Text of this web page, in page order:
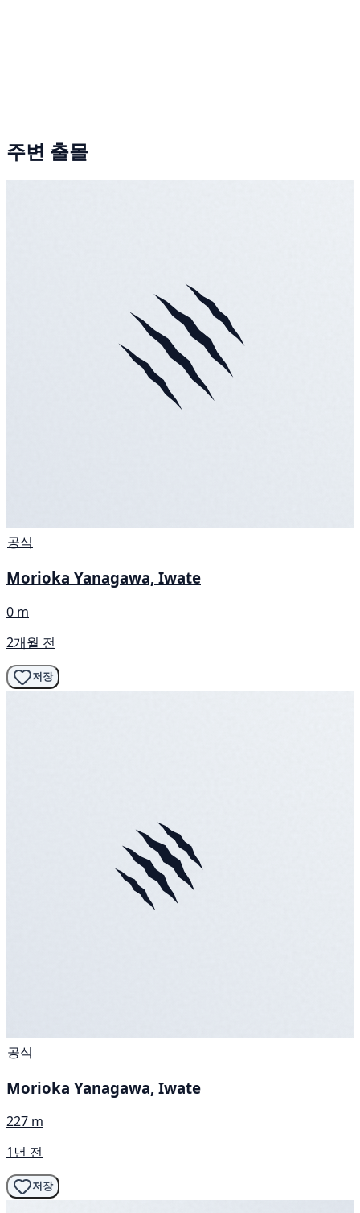
주변 출몰
공식
Morioka Yanagawa, Iwate
0 m
2개월 전
저장
공식
Morioka Yanagawa, Iwate
227 m
1년 전
저장